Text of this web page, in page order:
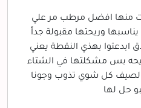
منها افضل مرطب مر علي
وريحتها مقبولة جداً
ابدعتوا بهذي النقطة يعني
بس مشكلتها في الشتاء
كل شوي تذوب وجونا
حل لها